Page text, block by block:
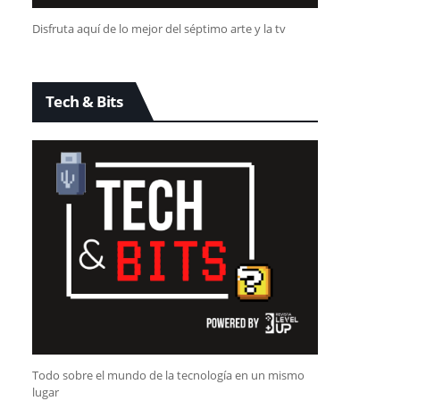
Disfruta aquí de lo mejor del séptimo arte y la tv
Tech & Bits
Todo sobre el mundo de la tecnología en un mismo
lugar